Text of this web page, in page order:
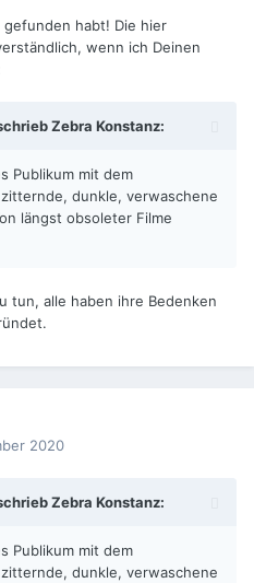
habt! Die hier
wenn ich Deinen
Zebra Konstanz:
Publikum mit dem
dunkle, verwaschene
längst obsoleter Filme
tun, alle haben ihre Bedenken
2020
Zebra Konstanz:
Publikum mit dem
dunkle, verwaschene